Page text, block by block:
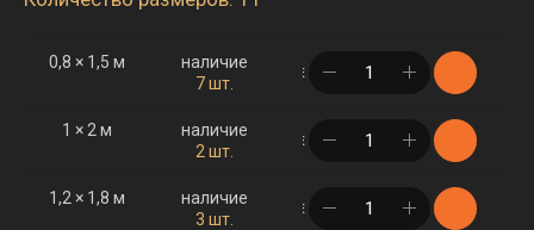
0,8 × 1,5 м
наличие
7 шт.
в корзине
1 × 2 м
наличие
2 шт.
в корзине
1,2 × 1,8 м
наличие
3 шт.
в корзине